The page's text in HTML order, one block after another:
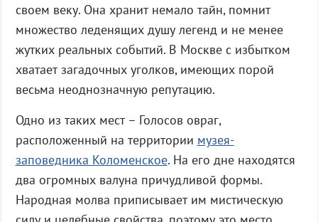
своем веку. Она хранит немало тайн, помнит
множество леденящих душу легенд и не менее
жутких реальных событий. В Москве с избытком
хватает загадочных уголков, имеющих порой
весьма неоднозначную репутацию.
Одно из таких мест – Голосов овраг,
расположенный на территории музея-
заповедника Коломенское. На его дне находятся
два огромных валуна причудливой формы.
Народная молва приписывает им мистическую